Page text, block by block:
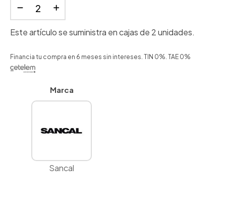
Este artículo se suministra en cajas de 2 unidades.
Financia tu compra en 6 meses sin intereses. TIN 0%. TAE 0%
Marca
Sancal